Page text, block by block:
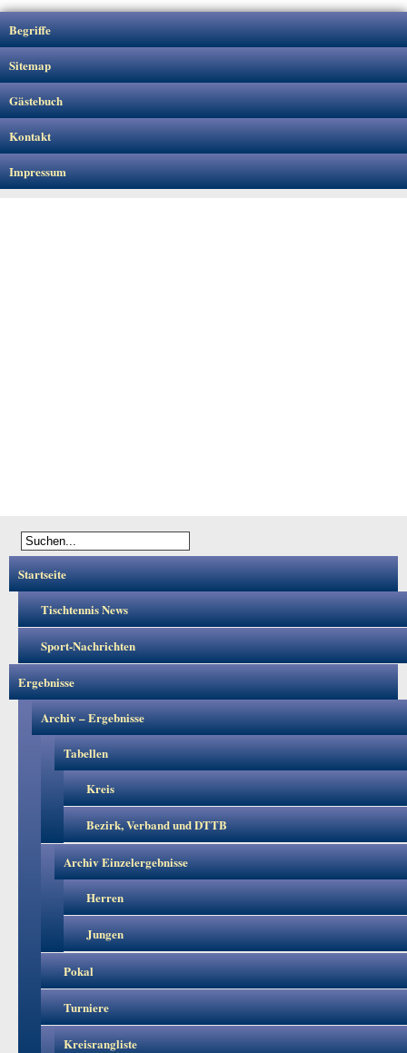
Begriffe
Sitemap
Gästebuch
Kontakt
Impressum
Startseite
Tischtennis News
Sport-Nachrichten
Ergebnisse
Archiv – Ergebnisse
Tabellen
Kreis
Bezirk, Verband und DTTB
Archiv Einzelergebnisse
Herren
Jungen
Pokal
Turniere
Kreisrangliste